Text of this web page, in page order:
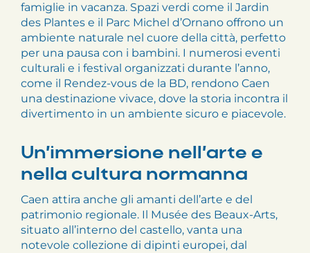
famiglie in vacanza. Spazi verdi come il Jardin
des Plantes e il Parc Michel d’Ornano offrono un
ambiente naturale nel cuore della città, perfetto
per una pausa con i bambini. I numerosi eventi
culturali e i festival organizzati durante l’anno,
come il Rendez-vous de la BD, rendono Caen
una destinazione vivace, dove la storia incontra il
divertimento in un ambiente sicuro e piacevole.
Un’immersione nell’arte e
nella cultura normanna
Caen attira anche gli amanti dell’arte e del
patrimonio regionale. Il Musée des Beaux-Arts,
situato all’interno del castello, vanta una
notevole collezione di dipinti europei, dal